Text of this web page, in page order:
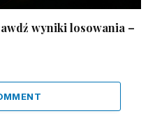
wyniki losowania –